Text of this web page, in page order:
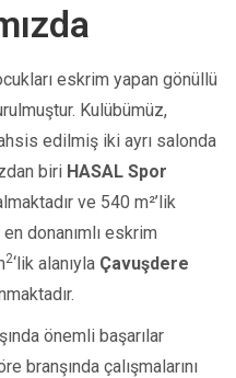
eskrim yapan gönüllü
Kulübümüz,
edilmiş iki ayrı salonda
biri HASAL Spor
ve 540 m²’lik
donanımlı eskrim
2‘lik alanıyla Çavuşdere
önemli başarılar
branşında çalışmalarını